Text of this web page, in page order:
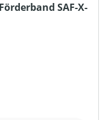
SAF-X-